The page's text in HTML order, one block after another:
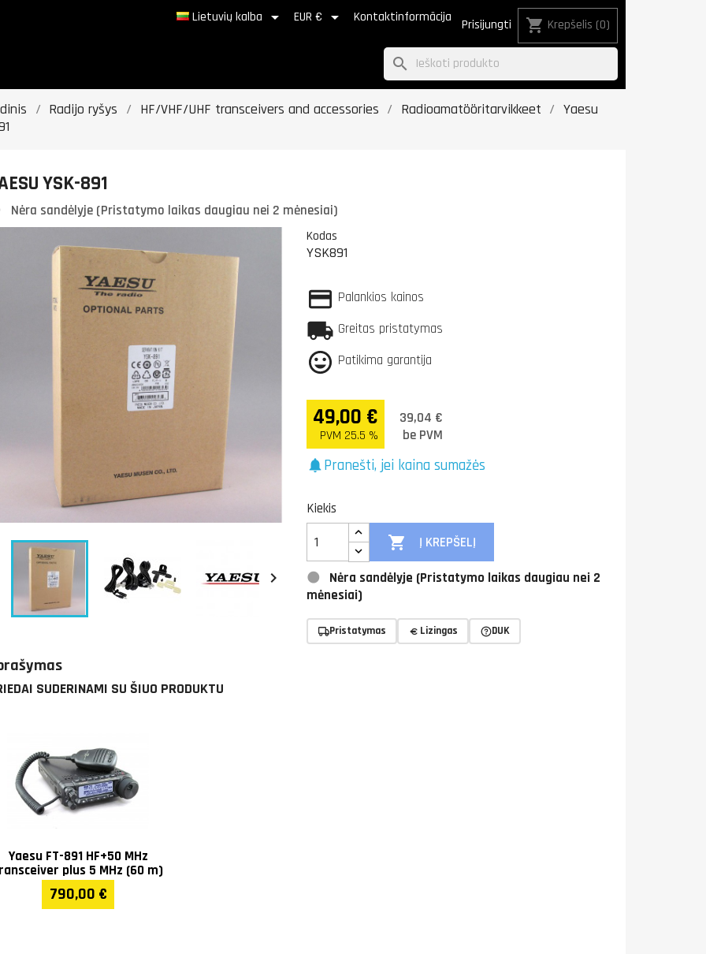
Lietuvių kalba  EUR €  Kontaktinformācija Prisijungti shopping_cart Krepšelis (0)
search
Radijo ryšys HF/VHF/UHF transceivers and accessories Radioamatööritarvikkeet
Yaesu
YSK-891
Nėra sandėlyje (Pristatymo laikas daugiau nei 2 mėnesiai)

Kodas
YSK891
Palankios kainos
Greitas pristatymas
Patikima garantija
49,00 €
PVM 25.5 %
39,04 €
be PVM
notificationsPranešti, jei kaina sumažės
Kiekis
 Į KREPŠELĮ
Nėra sandėlyje (Pristatymo laikas daugiau nei 2
mėnesiai)
Pristatymas Lizingas DUK
SUDERINAMI SU ŠIUO PRODUKTU
Yaesu FT-891 HF+50 MHz
plus 5 MHz (60 m)
790,00 €